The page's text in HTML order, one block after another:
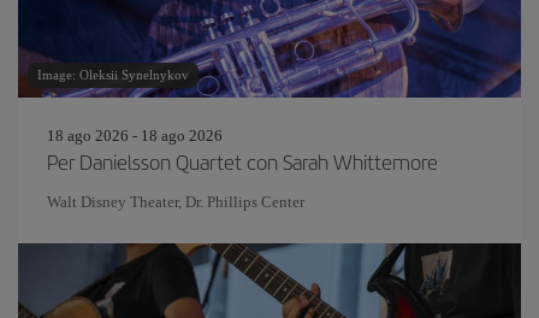
Image: Oleksii Synelnykov
18 ago 2026 - 18 ago 2026
Per Danielsson Quartet con Sarah Whittemore
Walt Disney Theater, Dr. Phillips Center